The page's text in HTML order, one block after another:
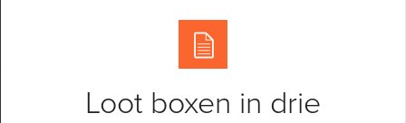
​Loot boxen in drie